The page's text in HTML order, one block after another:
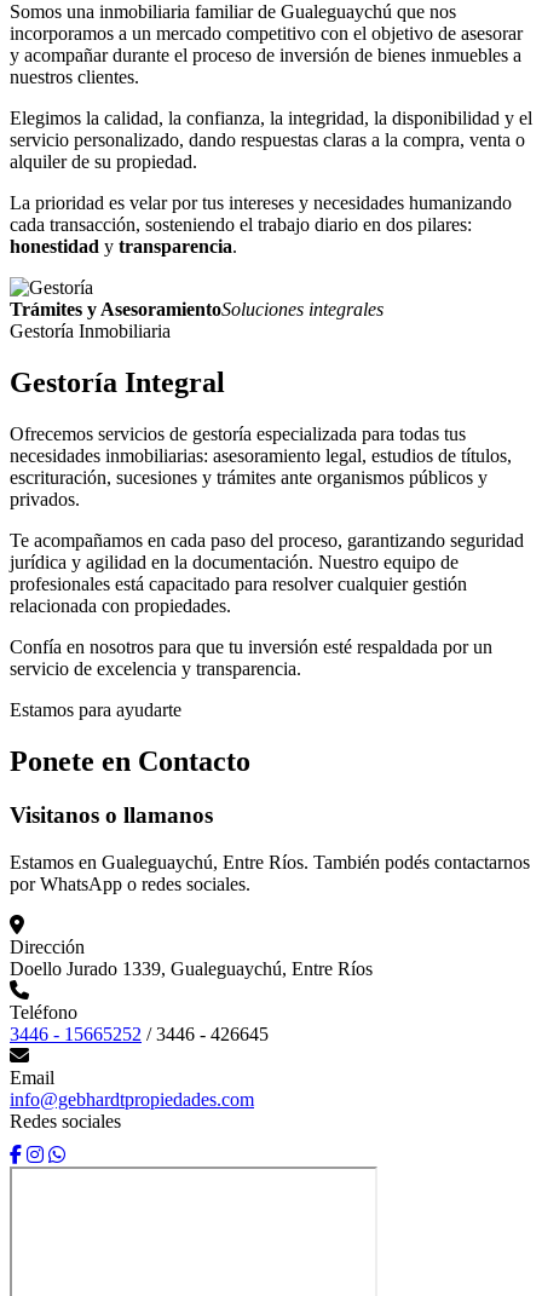
Somos una inmobiliaria familiar de Gualeguaychú que nos
incorporamos a un mercado competitivo con el objetivo de asesorar
y acompañar durante el proceso de inversión de bienes inmuebles a
nuestros clientes.
Elegimos la calidad, la confianza, la integridad, la disponibilidad y el
servicio personalizado, dando respuestas claras a la compra, venta o
alquiler de su propiedad.
La prioridad es velar por tus intereses y necesidades humanizando
cada transacción, sosteniendo el trabajo diario en dos pilares:
honestidad y transparencia.
Trámites y AsesoramientoSoluciones integrales
Gestoría Inmobiliaria
Gestoría Integral
Ofrecemos servicios de gestoría especializada para todas tus
necesidades inmobiliarias: asesoramiento legal, estudios de títulos,
escrituración, sucesiones y trámites ante organismos públicos y
privados.
Te acompañamos en cada paso del proceso, garantizando seguridad
jurídica y agilidad en la documentación. Nuestro equipo de
profesionales está capacitado para resolver cualquier gestión
relacionada con propiedades.
Confía en nosotros para que tu inversión esté respaldada por un
servicio de excelencia y transparencia.
Estamos para ayudarte
Ponete en Contacto
Visitanos o llamanos
Estamos en Gualeguaychú, Entre Ríos. También podés contactarnos
por WhatsApp o redes sociales.
Dirección
Doello Jurado 1339, Gualeguaychú, Entre Ríos
Teléfono
3446 - 15665252 /3446 - 426645
Email
info@gebhardtpropiedades.com
Redes sociales